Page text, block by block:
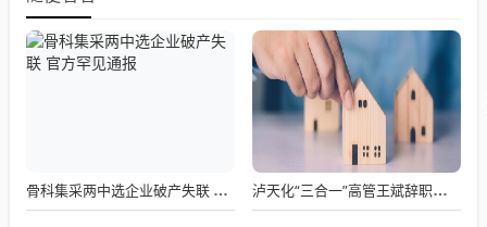
骨科集采两中选企业破产失联 官方罕见通报 泸天化“三合一”高管王斌辞职：高管变动叠加财务、业绩双重压力，公司进入阶段性调整期